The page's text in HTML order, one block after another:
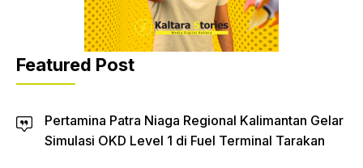
Featured Post
Pertamina Patra Niaga Regional Kalimantan Gelar
Simulasi OKD Level 1 di Fuel Terminal Tarakan